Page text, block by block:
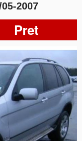
2007
Pret